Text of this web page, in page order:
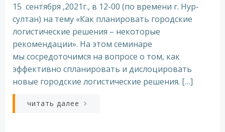
15 сентября ,2021г., в 12-00 (по времени г. Нур-
султан) на тему «Как планировать городские
логистические решения – некоторые
рекомендации». На этом семинаре
мы сосредоточимся на вопросе о том, как
эффективно спланировать и дислоцировать
новые городские логистические решения. […]
читать далее